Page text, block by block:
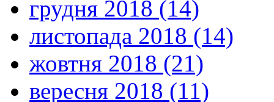
грудня 2018 (14)
листопада 2018 (14)
жовтня 2018 (21)
вересня 2018 (11)